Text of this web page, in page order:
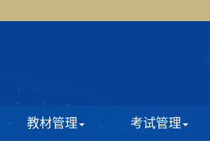
教材管理 考试管理